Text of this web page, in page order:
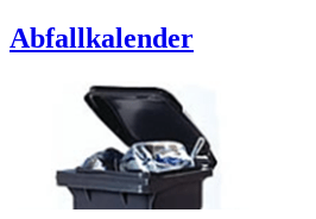
Abfallkalender